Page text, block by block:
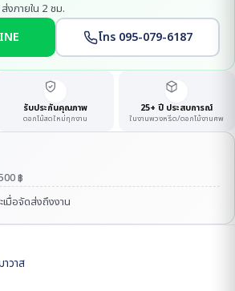
งภายใน 2 ชม.
โทร 095-079-6187
รับประกันคุณภาพ
ดอกไม้สดใหม่ทุกงาน
25+ ปี ประสบการณ์
ในงานพวงหรีด/ดอกไม้งานศพ
฿
เมื่อจัดส่งถึงงาน
วาส